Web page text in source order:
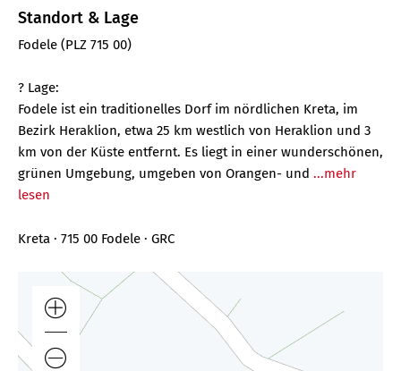
Standort & Lage
Fodele (PLZ 715 00)
? Lage:
Fodele ist ein traditionelles Dorf im nördlichen Kreta, im
Bezirk Heraklion, etwa 25 km westlich von Heraklion und 3
km von der Küste entfernt. Es liegt in einer wunderschönen,
grünen Umgebung, umgeben von Orangen- und ...mehr
lesen
Kreta · 715 00 Fodele · GRC